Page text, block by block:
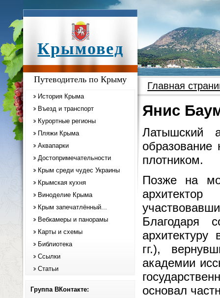
Крымовед
Путеводитель по Крыму
История Крыма
Въезд и транспорт
Курортные регионы
Пляжи Крыма
Аквапарки
Достопримечательности
Крым среди чудес Украины
Крымская кухня
Виноделие Крыма
Крым запечатлённый...
Вебкамеры и панорамы
Карты и схемы
Библиотека
Ссылки
Статьи
Группа ВКонтакте:
Главная
Янис
Латышский
плотником.
Позже на
Благодаря
гг.),
академии
основал